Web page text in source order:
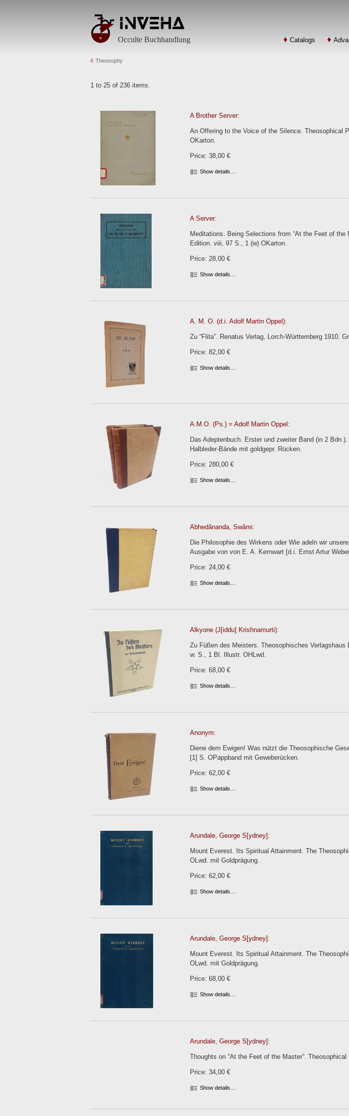
Occulte Buchhandlung Catalogs
Theosophy
1 to 25 of 236 items.
A Brother Server:
An Offering to the Voice of the Silence. Theosophical
OKarton.
Price: 38,00 €
Show details…
A Server:
Meditations. Being Selections from “At the Feet of
Edition. viii, 97 S., 1 (w) OKarton.
Price: 28,00 €
Show details…
A. M. O. (d.i. Adolf Martin Oppel):
Zu “Flita”. Renatus Verlag, Lorch-Württemberg 1910.
Price: 82,00 €
Show details…
A.M.O. (Ps.) = Adolf Martin Oppel:
Das Adeptenbuch. Erster und zweiter Band (in 2
Halbleder-Bände mit goldgepr. Rücken.
Price: 280,00 €
Show details…
Abhedânanda, Swâmi:
Die Philosophie des Wirkens oder Wie adeln wir
Ausgabe von von E. A. Kernwart [d.i. Ernst Artur
Price: 24,00 €
Show details…
Alkyone (J[iddu] Krishnamurti):
Zu Füßen des Meisters. Theosophisches
w. S., 1 Bl. Illustr. OHLwd.
Price: 68,00 €
Show details…
Anonym:
Diene dem Ewigen! Was nützt die Theosophische
[1] S. OPappband mit Geweberücken.
Price: 62,00 €
Show details…
Arundale, George S[ydney]:
Mount Everest. Its Spiritual Attainment. The
OLwd. mit Goldprägung.
Price: 62,00 €
Show details…
Arundale, George S[ydney]:
Mount Everest. Its Spiritual Attainment. The
OLwd. mit Goldprägung.
Price: 68,00 €
Show details…
Arundale, George S[ydney]:
Thoughts on “At the Feet of the Master”.
Price: 34,00 €
Show details…